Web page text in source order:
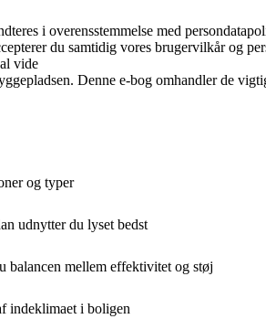
i overensstemmelse med
du samtidig vores brugervilkår og
vide
Denne e-bog omhandler de
og typer
udnytter du lyset bedst
balancen mellem effektivitet og støj
indeklimaet i boligen